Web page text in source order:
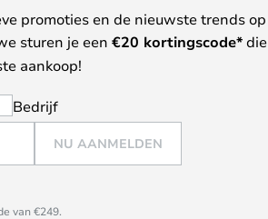
promoties en de nieuwste trends op
sturen je een €20 kortingscode*die
aankoop!
Bedrijf
NU AANMELDEN
van €249.